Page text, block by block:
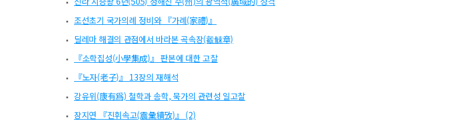
조선초기 국가의례 정비와 『가례(家禮)』
딜레마 해결의 관점에서 바라본 곡속장(觳觫章)
『소학집성(小學集成)』 판본에 대한 고찰
『노자(老子)』 13장의 재해석
강유위(康有爲) 철학과 송학, 묵가의 관련성 일고찰
장지연 『진휘속고(震彙續攷)』 (2)